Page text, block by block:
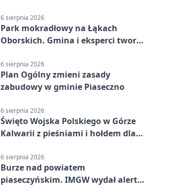
6 sierpnia 2026
Park mokradłowy na Łąkach
Oborskich. Gmina i eksperci tworzą
6 sierpnia 2026
Plan Ogólny zmieni zasady
zabudowy w gminie Piaseczno
6 sierpnia 2026
Święto Wojska Polskiego w Górze
Kalwarii z pieśniami i hołdem dla
6 sierpnia 2026
Burze nad powiatem
piaseczyńskim. IMGW wydał alert